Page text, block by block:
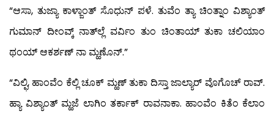
“ಆಸಾ, ತುಜ್ಯಾ ಕಾಳ್ಜಾಂತ್ ಸೊಧುನ್ ಪಳೆ. ತುವೆಂ ತ್ಯಾ ಚಿಂತ್ನಾಂ ವಿಶ್ಯಾಂತ್
ಗುಮಾನ್ ದೀಂವ್ಕ್ ನಾತ್‍ಲ್ಲೆ ವರ್ವಿಂ ತುಂ ಚಿಂತಾಯ್ ತುಕಾ ಚಲಿಯಾಂ
ಥಂಯ್ ಆಕರ್ಶಣ್ ನಾ ಮ್ಹಣೊನ್.”
“ವಿಲ್ಫಿ, ಹಾಂವೆಂ ಕೆಲ್ಲಿ ಚೂಕ್ ಮ್ಹಣ್ ತುಕಾ ದಿಸ್ತಾ ಜಾಲ್ಯಾರ್ ವೊಗೊಚ್ ರಾವ್.
ಹ್ಯಾ ವಿಶ್ಯಾಂತ್ ಮ್ಹಜೆ ಲಾಗಿಂ ತರ್ಕಾಕ್ ರಾವನಾಕಾ. ಹಾಂವೆಂ ಕಿತೆಂ ಕೆಲಾಂ